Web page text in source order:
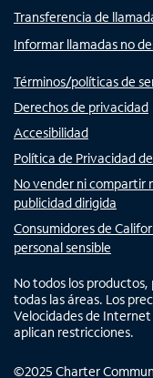
Transferencia de
Informar llamadas no
Términos/políticas de
Derechos de privacidad
Accesibilidad
Política de Privacidad
No vender ni compartir
publicidad dirigida
Consumidores de
personal sensible
No todos los productos,
todas las áreas. Los
Velocidades de
aplican restricciones.
©2025 Charter